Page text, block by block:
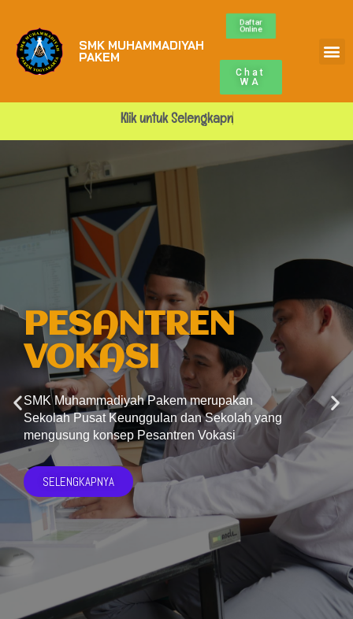
SMK MUHAMMADIYAH
PAKEM
Daftar
Online
Chat
WA
ikuntukSelengkapnya
PESANTREN
VOKASI
SMK Muhammadiyah Pakem merupakan
Sekolah Pusat Keunggulan dan Sekolah yang
mengusung konsep Pesantren Vokasi
SELENGKAPNYA